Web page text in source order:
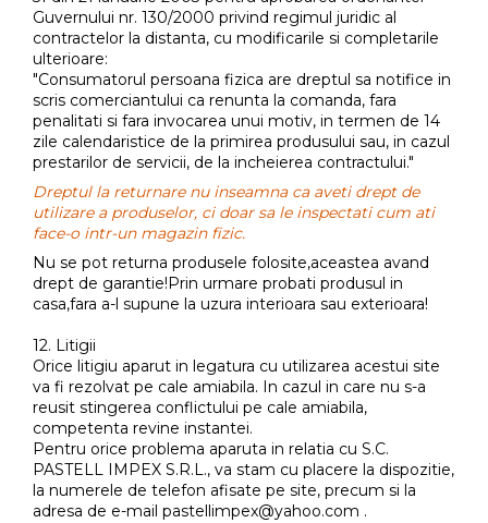
Guvernului nr. 130/2000 privind regimul juridic al
contractelor la distanta, cu modificarile si completarile
ulterioare:
"Consumatorul persoana fizica are dreptul sa notifice in
scris comerciantului ca renunta la comanda, fara
penalitati si fara invocarea unui motiv, in termen de 14
zile calendaristice de la primirea produsului sau, in cazul
prestarilor de servicii, de la incheierea contractului."
Dreptul la returnare nu inseamna ca aveti drept de
utilizare a produselor, ci doar sa le inspectati cum ati
face-o intr-un magazin fizic.
Nu se pot returna produsele folosite,aceastea avand
drept de garantie!Prin urmare probati produsul in
casa,fara a-l supune la uzura interioara sau exterioara!
12. Litigii
Orice litigiu aparut in legatura cu utilizarea acestui site
va fi rezolvat pe cale amiabila. In cazul in care nu s-a
reusit stingerea conflictului pe cale amiabila,
competenta revine instantei.
Pentru orice problema aparuta in relatia cu S.C.
PASTELL IMPEX S.R.L., va stam cu placere la dispozitie,
la numerele de telefon afisate pe site, precum si la
adresa de e-mail pastellimpex@yahoo.com .